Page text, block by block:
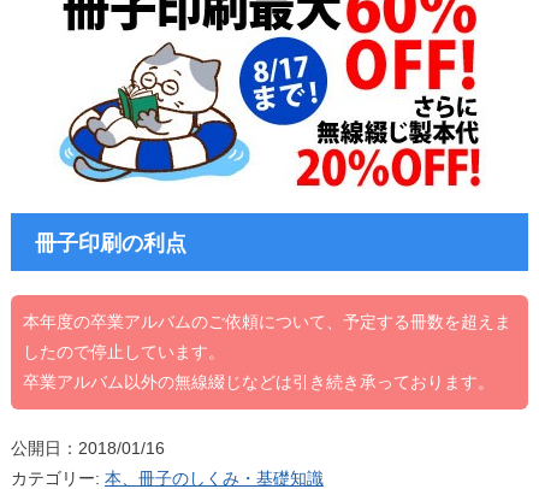
冊子印刷の利点
本年度の卒業アルバムのご依頼について、予定する冊数を超えま
したので停止しています。
卒業アルバム以外の無線綴じなどは引き続き承っております。
公開日：2018/01/16
カテゴリー: 本、冊子のしくみ・基礎知識